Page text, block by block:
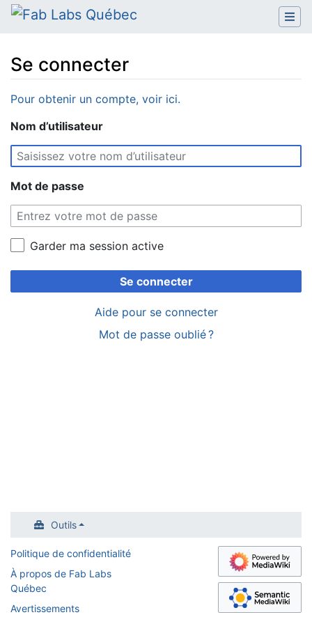
Se connecter
Aller à :navigation,rechercher
Pour obtenir un compte, voir ici.
Nom d’utilisateur
Mot de passe
Garder ma session active
Se connecter
Aide pour se connecter
Mot de passe oublié ?
Outils
Politique de confidentialité
À propos de Fab Labs
Québec
Avertissements